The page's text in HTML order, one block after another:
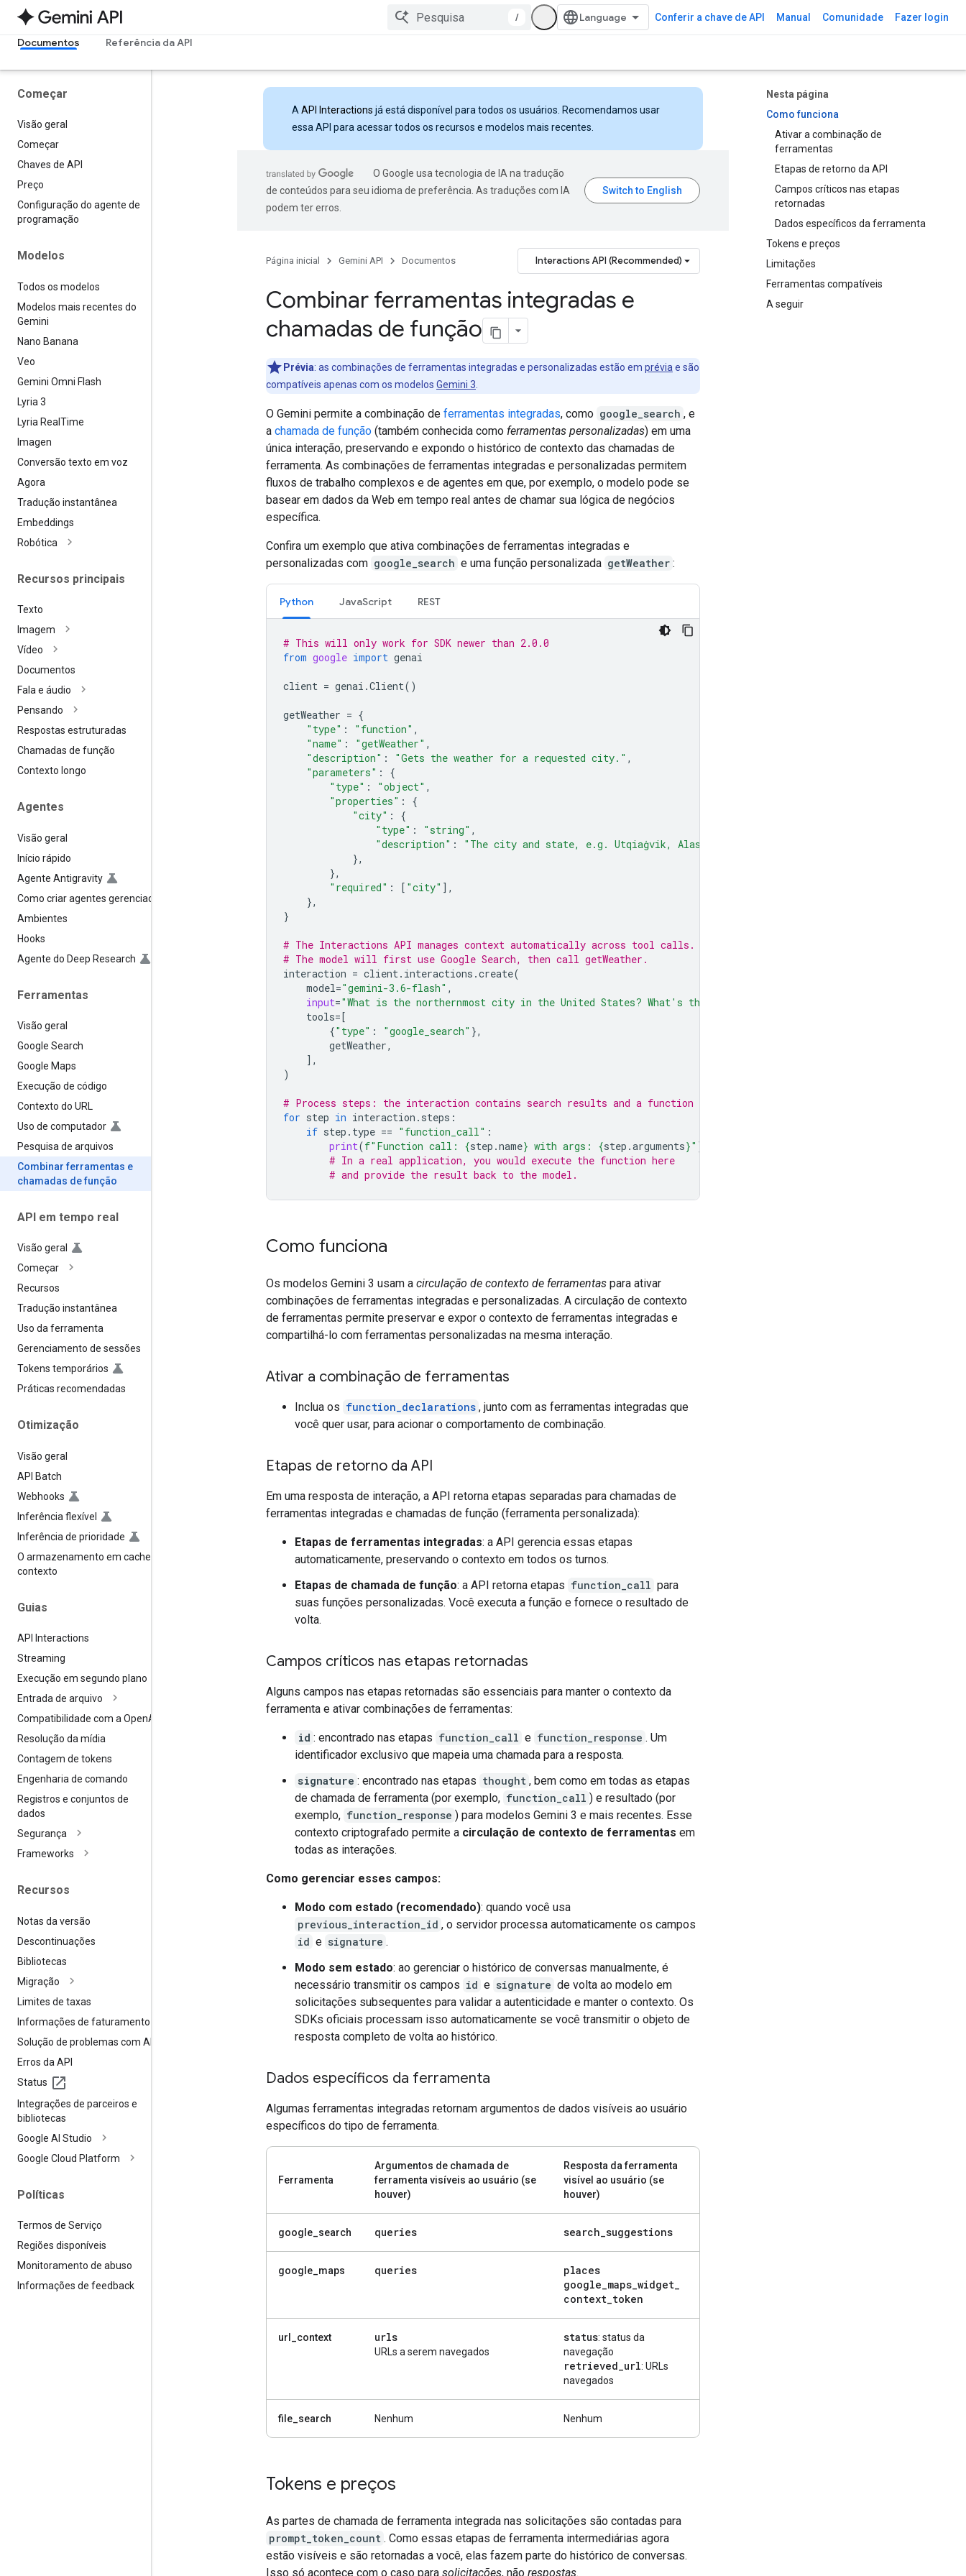
/ Conferir a chave de API Manual Comunidade Fazer login
Documentos Referência da API
Começar
Visão geral
Começar
Chaves de API
Preço
Configuração do agente de
programação
Modelos
Todos os modelos
Modelos mais recentes do
Gemini
Nano Banana
Veo
Gemini Omni Flash
Lyria 3
Lyria Real Time
Imagen
Conversão texto em voz
Agora
Tradução instantânea
Embeddings
Robótica
Recursos principais
Texto
Imagem
Vídeo
Documentos
Fala e áudio
Pensando
Respostas estruturadas
Chamadas de função
Contexto longo
Agentes
Visão geral
Início rápido
Agente Antigravity
Como criar agentes gerenciados
Ambientes
Hooks
Agente do Deep Research
Ferramentas
Visão geral
Google Search
Google Maps
Execução de código
Contexto do URL
Uso de computador
Pesquisa de arquivos
Combinar ferramentas e
chamadas de função
API em tempo real
Visão geral
Começar
Recursos
Tradução instantânea
Uso da ferramenta
Gerenciamento de sessões
Tokens temporários
Práticas recomendadas
Otimização
Visão geral
API Batch
Webhooks
Inferência flexível
Inferência de prioridade
O armazenamento em cache de
contexto
Guias
API Interactions
Streaming
Execução em segundo plano
Entrada de arquivo
Compatibilidade com a OpenAI
Resolução da mídia
Contagem de tokens
Engenharia de comando
Registros e conjuntos de
dados
Segurança
Frameworks
Recursos
Notas da versão
Descontinuações
Bibliotecas
Migração
Limites de taxas
Informações de faturamento
Solução de problemas com APIs
Erros da API
Status
Integrações de parceiros e
bibliotecas
Google AI Studio
Google Cloud Platform
Políticas
Termos de Serviço
Regiões disponíveis
Monitoramento de abuso
Informações de feedback
Nesta página
Como funciona
Ativar a combinação de
ferramentas
Etapas de retorno da API
Campos críticos nas etapas
retornadas
Dados específicos da ferramenta
Tokens e preços
Limitações
Ferramentas compatíveis
A seguir
A API Interactions já está disponível para todos os usuários. Recomendamos usar
essa API para acessar todos os recursos e modelos mais recentes.
O Google usa tecnologia de IA na tradução
de conteúdos para seu idioma de preferência. As traduções com IA
podem ter erros.
Página inicial Gemini API Documentos Interactions API (Recommended)
Combinar ferramentas integradas e
chamadas de função
Prévia: as combinações de ferramentas integradas e personalizadas estão em prévia e são
compatíveis apenas com os modelos Gemini 3
O Gemini permite a combinação de ferramentas integradas, como google_search , e
a chamada de função (também conhecida como ferramentas personalizadas) em uma
única interação, preservando e expondo o histórico de contexto das chamadas de
ferramenta. As combinações de ferramentas integradas e personalizadas permitem
fluxos de trabalho complexos e de agentes em que, por exemplo, o modelo pode se
basear em dados da Web em tempo real antes de chamar sua lógica de negócios
específica.
Confira um exemplo que ativa combinações de ferramentas integradas e
personalizadas com google_search e uma função personalizada getWeather :
Python JavaScript REST
# This will only work for SDK newer than 2.0.0
from google import genai
client = genai .Client()
getWeather = {
"type" : "function" ,
"name" : "getWeather" ,
"description" : "Gets the weather for a requested city." ,
"parameters" :
{
"type" : "object" ,
"properties" :
{
"city" :
{
"type" : "string" ,
"description" : "The city and state, e.g. Utqiaġvik, Alaska"
},
},
"required" : [ "city" ],
},
}
# The Interactions API manages context automatically across tool calls.
# The model will first use Google Search, then call getWeather.
interaction = client. interactions .create(
model="gemini-3.6-flash" ,
input="What is the northernmost city in the United States? What's the weather like there today?"
tools=[
{"type" : "google_search" },
getWeather,
],
)
# Process steps: the interaction contains search results and a function call
for step in interaction . steps :
if step . type == "function_call" :
print(f"Function call: {step .name} with args: {step .arguments}" )
# In a real application, you would execute the function here
# and provide the result back to the model.
Como funciona
Os modelos Gemini 3 usam a circulação de contexto de ferramentas para ativar
combinações de ferramentas integradas e personalizadas. A circulação de contexto
de ferramentas permite preservar e expor o contexto de ferramentas integradas e
compartilhá-lo com ferramentas personalizadas na mesma interação.
Ativar a combinação de ferramentas
Inclua os function_declarations , junto com as ferramentas integradas que
você quer usar, para acionar o comportamento de combinação.
Etapas de retorno da API
Em uma resposta de interação, a API retorna etapas separadas para chamadas de
ferramentas integradas e chamadas de função (ferramenta personalizada):
Etapas de ferramentas integradas: a API gerencia essas etapas
automaticamente, preservando o contexto em todos os turnos.
Etapas de chamada de função: a API retorna etapas function_call para
suas funções personalizadas. Você executa a função e fornece o resultado de
volta.
Campos críticos nas etapas retornadas
Alguns campos nas etapas retornadas são essenciais para manter o contexto da
ferramenta e ativar combinações de ferramentas:
id : encontrado nas etapas function_call e function_response . Um
identificador exclusivo que mapeia uma chamada para a resposta.
signature : encontrado nas etapas thought , bem como em todas as etapas
de chamada de ferramenta (por exemplo, function_call ) e resultado (por
exemplo, function_response ) para modelos Gemini 3 e mais recentes. Esse
contexto criptografado permite a circulação de contexto de ferramentas em
todas as interações.
Como gerenciar esses campos:
Modo com estado (recomendado): quando você usa
previous_interaction_id , o servidor processa automaticamente os campos
id e signature .
Modo sem estado: ao gerenciar o histórico de conversas manualmente, é
necessário transmitir os campos id e signature de volta ao modelo em
solicitações subsequentes para validar a autenticidade e manter o contexto. Os
SDKs oficiais processam isso automaticamente se você transmitir o objeto de
resposta completo de volta ao histórico.
Dados específicos da ferramenta
Algumas ferramentas integradas retornam argumentos de dados visíveis ao usuário
específicos do tipo de ferramenta.
Ferramenta
Argumentos de chamada de
ferramenta visíveis ao usuário (se
houver)
Resposta da ferramenta
visível ao usuário (se
houver)
google_search queries search_suggestions
google_maps queries
places
google_maps_widget_
context_token
url_context urls
URLs a serem navegados
status: status da
navegação
retrieved_url: URLs
navegados
file_search Nenhum Nenhum
Tokens e preços
As partes de chamada de ferramenta integrada nas solicitações são contadas para
prompt_token_count . Como essas etapas de ferramenta intermediárias agora
estão visíveis e são retornadas a você, elas fazem parte do histórico de conversas.
Isso só acontece com o caso para solicitações, não respostas.